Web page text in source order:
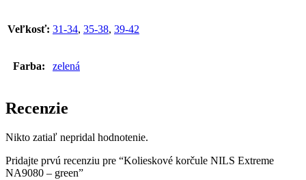
Veľkosť: 31-34, 35-38, 39-42
Farba: zelená
Recenzie
Nikto zatiaľ nepridal hodnotenie.
Pridajte prvú recenziu pre “Kolieskové korčule NILS Extreme
NA9080 – green”